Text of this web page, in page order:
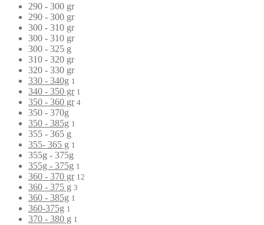
290 - 300 gr
290 - 300 gr
300 - 310 gr
300 - 310 gr
300 - 325 g
310 - 320 gr
320 - 330 gr
330 - 340g 1
340 - 350 gr 1
350 - 360 gr 4
350 - 370g
350 - 385g 1
355 - 365 g
355- 365 g 1
355g - 375g
355g - 375g 1
360 - 370 gr 12
360 - 375 g 3
360 - 385g 1
360-375g 1
370 - 380 g 1